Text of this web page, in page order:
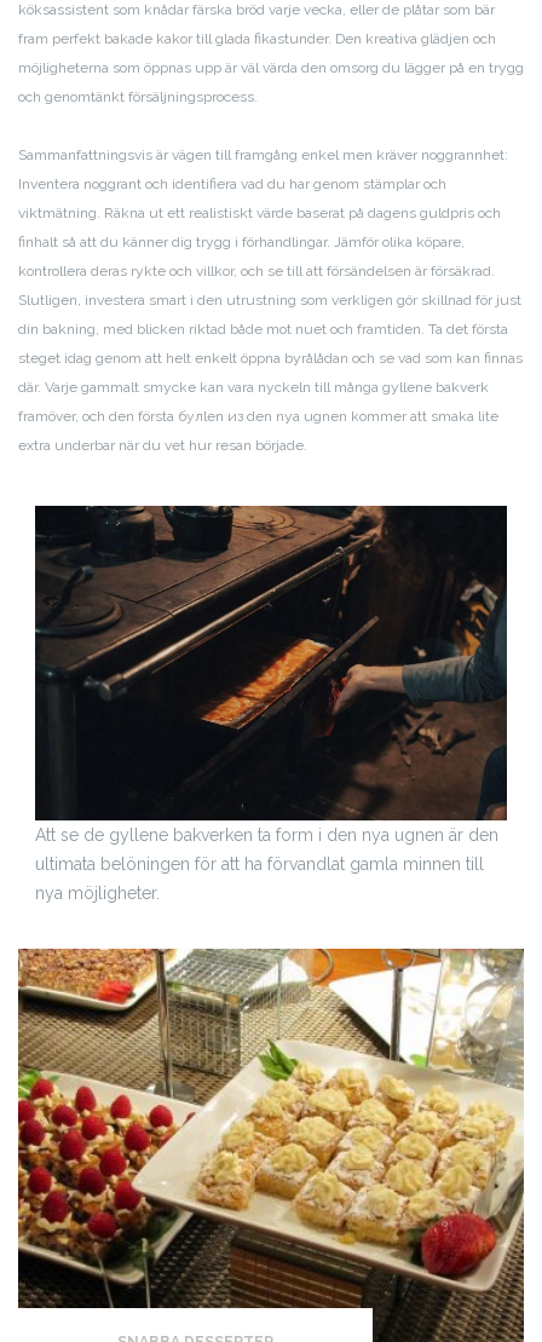
köksassistent som knådar färska bröd varje vecka, eller de plåtar som bär
fram perfekt bakade kakor till glada fikastunder. Den kreativa glädjen och
möjligheterna som öppnas upp är väl värda den omsorg du lägger på en trygg
och genomtänkt försäljningsprocess.
Sammanfattningsvis är vägen till framgång enkel men kräver noggrannhet:
Inventera noggrant och identifiera vad du har genom stämplar och
viktmätning. Räkna ut ett realistiskt värde baserat på dagens guldpris och
finhalt så att du känner dig trygg i förhandlingar. Jämför olika köpare,
kontrollera deras rykte och villkor, och se till att försändelsen är försäkrad.
Slutligen, investera smart i den utrustning som verkligen gör skillnad för just
din bakning, med blicken riktad både mot nuet och framtiden. Ta det första
steget idag genom att helt enkelt öppna byrålådan och se vad som kan finnas
där. Varje gammalt smycke kan vara nyckeln till många gyllene bakverk
framöver, och den första булlen из den nya ugnen kommer att smaka lite
extra underbar när du vet hur resan började.
Att se de gyllene bakverken ta form i den nya ugnen är den
ultimata belöningen för att ha förvandlat gamla minnen till
nya möjligheter.